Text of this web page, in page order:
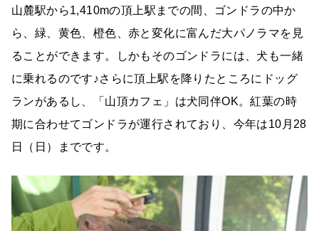
山麓駅から1,410mの頂上駅までの間、ゴンドラの中か
ら、緑、黄色、橙色、赤と変化に富んだ大パノラマを見
ることができます。しかもそのゴンドラには、犬も一緒
に乗れるのです♪さらに頂上駅を降りたところにドッグ
ランがあるし、「山頂カフェ」は犬同伴OK。紅葉の時
期に合わせてゴンドラが運行されており、今年は10月28
日（日）までです。